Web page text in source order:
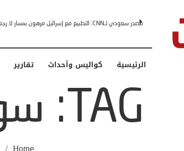
مصدر سعودي لـCNN: التطبيع مع إسرائيل مرهون بمسار لا رجعة فيه نحو إقامة دولة فلسطينية
الرئيسية كواليس وأحداث تقارير
TAG: سوء الخلق